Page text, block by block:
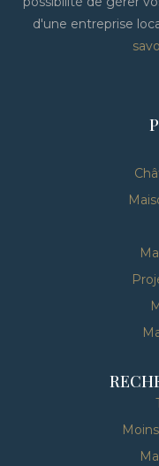
d'une entreprise